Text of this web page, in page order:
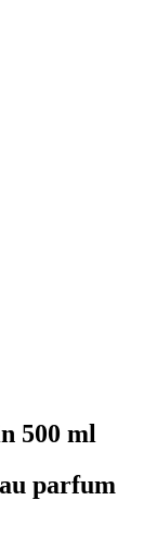
500 ml
parfum